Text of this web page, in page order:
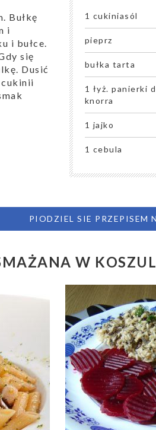
Bułkę
i
i bułce.
się
Dusić
cukinii
1 cukiniasól
pieprz
bułka tarta
1 łyż. panierki
knorra
1 jajko
1 cebula
PIODZIEL SIE PRZEPISEM
W